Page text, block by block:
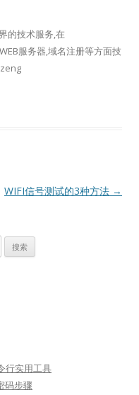
的技术服务,在
服务器,域名注册等方面技
WIFI信号测试的3种方法 →
行实用工具
码步骤